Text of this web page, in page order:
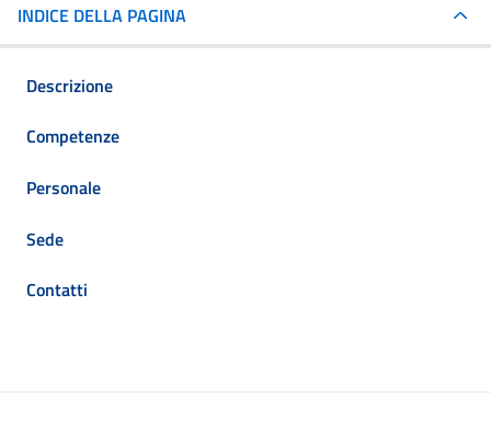
INDICE DELLA PAGINA
Descrizione
Competenze
Personale
Sede
Contatti